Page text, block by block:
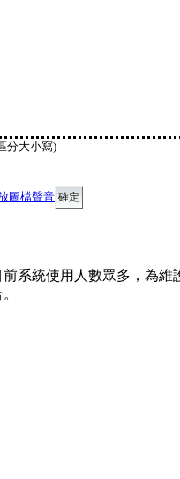
分大小寫)
圖檔聲音
系統使用人數眾多，為